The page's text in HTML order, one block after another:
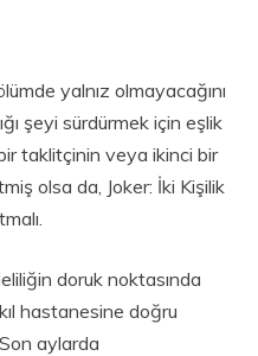
yalnız olmayacağını
şeyi sürdürmek için eşlik
taklitçinin veya ikinci bir
olsa da, Joker: İki Kişilik
doruk noktasında
hastanesine doğru
aylarda